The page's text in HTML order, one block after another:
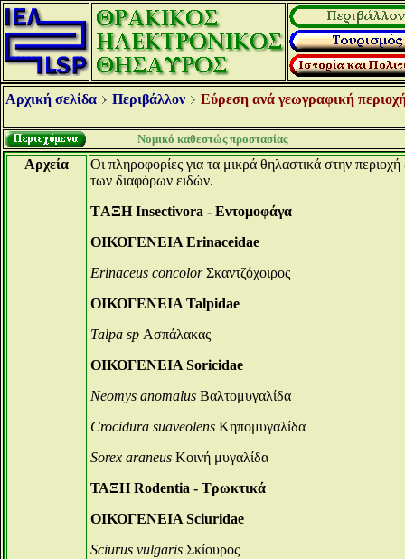
Αρχική σελίδα Περιβάλλον Εύρεση ανά γεωγραφική
Νομικό καθεστώς προστασίας
Αρχεία
Οι πληροφορίες για τα μικρά θηλαστικά στην
των διαφόρων ειδών.
TΑΞΗ Insectivora - Eντομοφάγα
ΟΙΚΟΓΕΝΕΙΑ Erinaceidae
Erinaceus concolorΣκαντζόχοιρος
ΟΙΚΟΓΕΝΕΙΑ Talpidae
Talpa sp Ασπάλακας
ΟΙΚΟΓΕΝΕΙΑ Soricidae
Neomys anomalus Βαλτομυγαλίδα
Crocidura suaveolens Κηπομυγαλίδα
Sorex araneus Κοινή μυγαλίδα
ΤΑΞΗ Rodentia - Τρωκτικά
ΟΙΚΟΓΕΝΕΙΑ Sciuridae
Sciurus vulgaris Σκίουρος